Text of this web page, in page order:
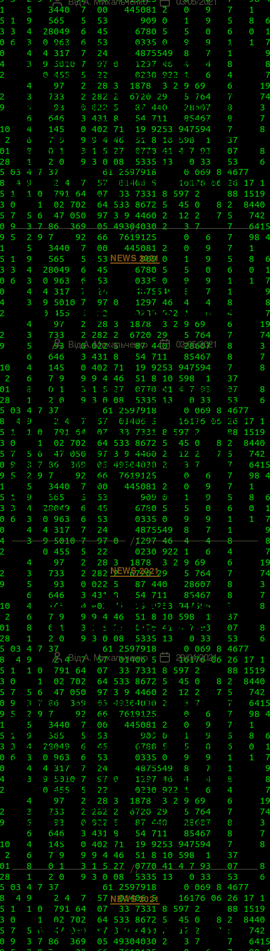
запису
запису
9 марта 2021 года прилетел второй серьезный
апдейт нашей «семерки», и, несомненно,
многие уже сгорают от нетерпения
протестировать на практике его новые функции
в своей «песочнице», а кого-то настойчиво
подгоняет политика компании, заставляющая
использовать только самые современные и
совместимые с последними решениями
выбранного вендора версии. Тем более что
изменений и улучшений масса, включая кое-
какие косметические […]
Категорії
NEWS 2021
VMware Tools
11.2.6 Release Notes
Автор
запису
ВідА. Михальченко
Дата
запису
03/05/2021
О выходе 11.2.5-версии наших незаменимых
«тулзов» мы писали еще в середине января
этого года в этом материале. По счастью, хотя
бы они патчатся не так часто, как основные
компоненты «сферы», давая администратору
хоть какую-никакую передышку, по крайней
мере, в этом направлении. Но, буквально на
днях – 29 апреля 2021-го – вендор нас
порадовал выпуском 11.2.6 […]
Категорії
NEWS 2021
vRealize Network Insight
6.2 Release Notes
Автор
запису
ВідА. Михальченко
Дата
запису
29/04/2021
15 апреля в рамках масштабного обновления
всего семейства продуктов vRealize вышла и
новая версия инструмента для мониторинга и
управления нашими виртуальными сетями
Network Insight. Теперь самой последней
считается 6.2, и сегодня мы поговорим о том,
что в ней поменялось по сравнению с
предыдущей, какие проблемы были
упразднены (раскрывая интригу, отметим, что
работа в этом поле […]
Категорії
NEWS 2021
vRealize Automation